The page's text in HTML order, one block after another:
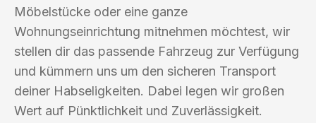
Möbelstücke oder eine ganze
Wohnungseinrichtung mitnehmen möchtest, wir
stellen dir das passende Fahrzeug zur Verfügung
und kümmern uns um den sicheren Transport
deiner Habseligkeiten. Dabei legen wir großen
Wert auf Pünktlichkeit und Zuverlässigkeit.